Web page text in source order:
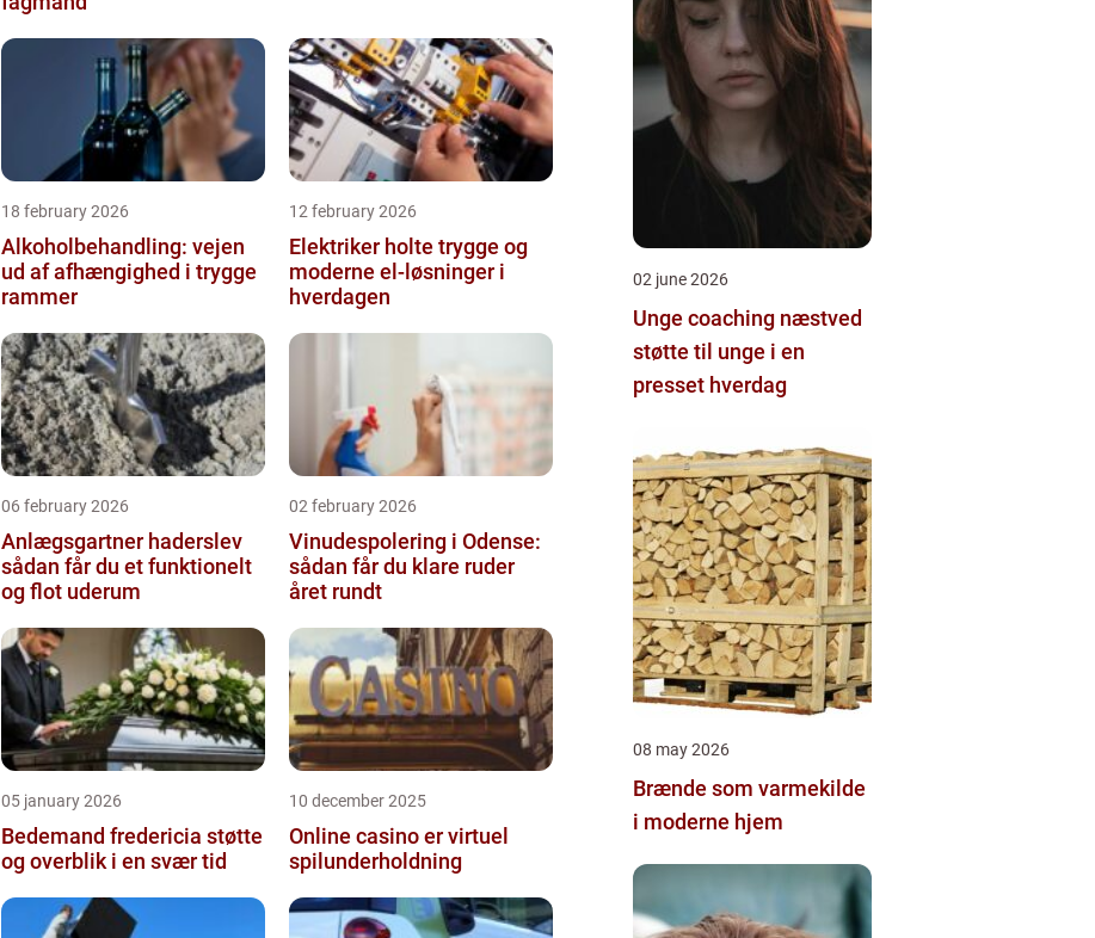
18 february 2026
Alkoholbehandling: vejen
ud af afhængighed i trygge
rammer
12 february 2026
Elektriker holte trygge og
moderne el-løsninger i
hverdagen
06 february 2026
Anlægsgartner haderslev
sådan får du et funktionelt
og flot uderum
02 february 2026
Vinudespolering i Odense:
sådan får du klare ruder
året rundt
05 january 2026
Bedemand fredericia støtte
og overblik i en svær tid
10 december 2025
Online casino er virtuel
spilunderholdning
02 june 2026
Unge coaching næstved
støtte til unge i en
presset hverdag
08 may 2026
Brænde som varmekilde
i moderne hjem